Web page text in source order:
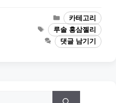
카
테
고
리
카테고리
태
그
루솔 홍삼젤리
댓글 남기기